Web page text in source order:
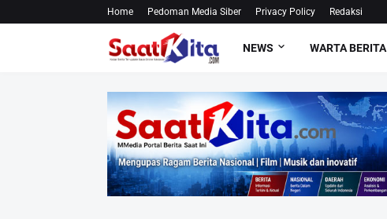
Home Pedoman Media Siber Privacy Policy Redaksi
NEWS WARTA BERITA